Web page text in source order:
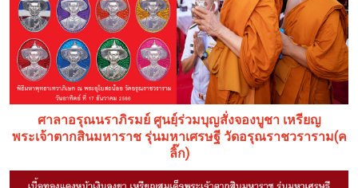
ศาลาอรุณนราภิรมย์ ศูนยฺ์ร่วมบุญสั่งจองบูชา เหรียญ
พระเจ้าตากสินมหาราช รุ่นมหาเศรษฐี วัดอรุณราชวราราม(ค
ลิ๊ก)